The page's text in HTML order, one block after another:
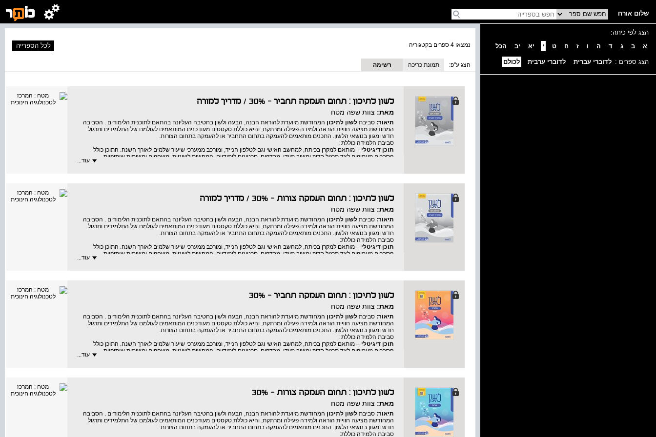
שלום אורח
הצג לפי כיתה:
א
ב ג ד ה ו ז ח ט י יא יב הכל
הצג ספרים : לדוברי עברית לדוברי ערבית לכולם
נמצאו 4 ספרים בקטגוריה לכל הספרייה
הצג ע''פ: תמונת כריכה רשימה
לשון לתיכון : תחום העמקה תחביר - 30% / מדריך למורה
מאת: צוות שפה מטח
תיאור: סביבת לשון לתיכון המחודשת מיועדת להוראת הבנה, הבעה ולשון בחטיבה העליונה בהתאם לתוכנית הלימודים . הסביבה
המחודשת מציעה חוויית הוראה ולמידה פעילה ומרתקת, והיא כוללת טקסטים מעודכנים המותאמים לעולמם של התלמידים ותרגול
חדש ומגוון בנושאי הלשון. התכנים מותאמים להעמקה בתחום התחביר או להעמקה בתחום הצורות.
סביבת הלמידה כוללת :
תוכן דיגיטלי – מותאם למקרן בכיתה, למחשב האישי וגם לטלפון הנייד, ומורכב ממערכי שיעור שלמים לאורך השנה. התוכן כולל
הסברים מעמיקים לצד תרגול בדיק ומשוב מיידי, מבדקים, סרטונים לימודיים, המחשות לשוניות, משחקים ומשימות שיתופיות.
– מאפשרת לתרגל בכתב את כל נושאי הלימוד ומציעה עזרים ("טיפים") ללומדים. לאורך החוברת שזורים עוד...
לשון לתיכון : תחום העמקה צורות - 30% / מדריך למורה
מאת: צוות שפה מטח
תיאור: סביבת לשון לתיכון המחודשת מיועדת להוראת הבנה, הבעה ולשון בחטיבה העליונה בהתאם לתוכנית הלימודים . הסביבה
המחודשת מציעה חוויית הוראה ולמידה פעילה ומרתקת, והיא כוללת טקסטים מעודכנים המותאמים לעולמם של התלמידים ותרגול
חדש ומגוון בנושאי הלשון. התכנים מותאמים להעמקה בתחום התחביר או להעמקה בתחום הצורות.
סביבת הלמידה כוללת:
תוכן דיגיטלי – מותאם למקרן בכיתה, למחשב האישי וגם לטלפון הנייד, ומורכב ממערכי שיעור שלמים לאורך השנה. התוכן כולל
הסברים מעמיקים לצד תרגול בדיק ומשוב מיידי, מבדקים, סרטונים לימודיים, המחשות לשוניות, משחקים ומשימות שיתופיות.
– מאפשרת לתרגל בכתב את כל נושאי הלימוד ומציעה עזרים ("טיפים") ללומדים. לאורך החוברת שזורים עוד...
לשון לתיכון : תחום העמקה תחביר - 30%
מאת: צוות שפה מטח
תיאור: סביבת לשון לתיכון המחודשת מיועדת להוראת הבנה, הבעה ולשון בחטיבה העליונה בהתאם לתוכנית הלימודים . הסביבה
המחודשת מציעה חוויית הוראה ולמידה פעילה ומרתקת, והיא כוללת טקסטים מעודכנים המותאמים לעולמם של התלמידים ותרגול
חדש ומגוון בנושאי הלשון. התכנים מותאמים להעמקה בתחום התחביר או להעמקה בתחום הצורות.
סביבת הלמידה כוללת :
תוכן דיגיטלי – מותאם למקרן בכיתה, למחשב האישי וגם לטלפון הנייד, ומורכב ממערכי שיעור שלמים לאורך השנה. התוכן כולל
הסברים מעמיקים לצד תרגול בדיק ומשוב מיידי, מבדקים, סרטונים לימודיים, המחשות לשוניות, משחקים ומשימות שיתופיות.
– מאפשרת לתרגל בכתב את כל נושאי הלימוד ומציעה עזרים ("טיפים") ללומדים. לאורך החוברת שזורים עוד...
לשון לתיכון : תחום העמקה צורות - 30%
מאת: צוות שפה מטח
תיאור: סביבת לשון לתיכון המחודשת מיועדת להוראת הבנה, הבעה ולשון בחטיבה העליונה בהתאם לתוכנית הלימודים . הסביבה
המחודשת מציעה חוויית הוראה ולמידה פעילה ומרתקת, והיא כוללת טקסטים מעודכנים המותאמים לעולמם של התלמידים ותרגול
חדש ומגוון בנושאי הלשון. התכנים מותאמים להעמקה בתחום התחביר או להעמקה בתחום הצורות.
סביבת הלמידה כוללת: